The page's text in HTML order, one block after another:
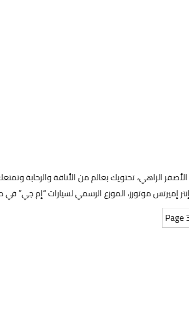
الزاهي، تحتويك بعالم من الأناقة والرحابة
Page